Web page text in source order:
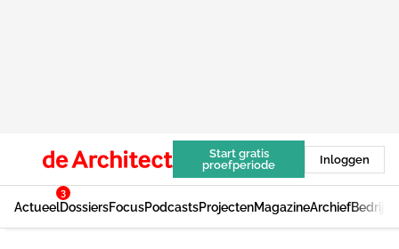
Start gratis
proefperiode
Inloggen
Actueel
3
DossiersFocusPodcastsProjectenMagazineArchief